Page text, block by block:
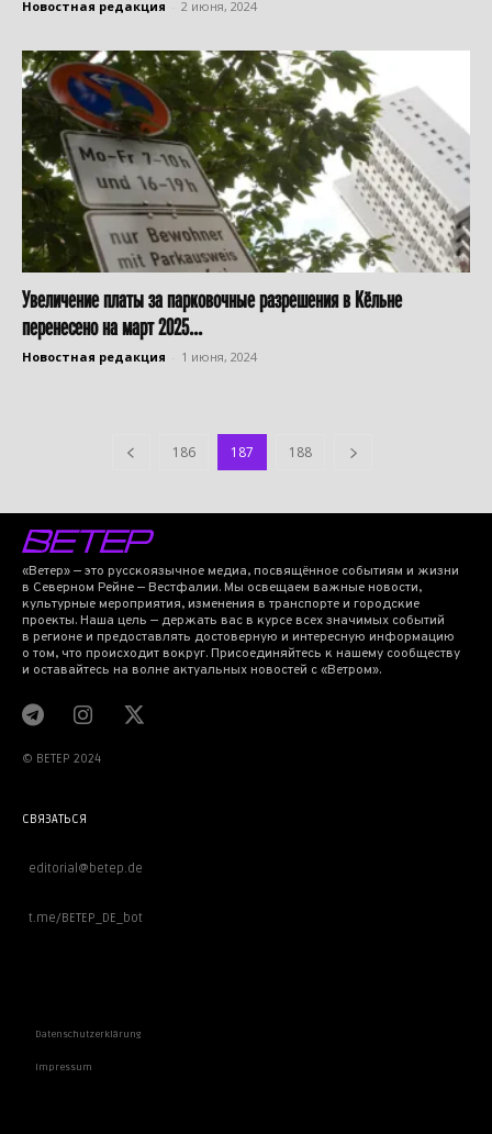
Новостная редакция 2 июня, 2024
Увеличение платы за парковочные разрешения в Кёльне
перенесено на март 2025...
Новостная редакция 1 июня, 2024
186 187 188
«Ветер» — это русскоязычное медиа, посвящённое событиям и жизни
в Северном Рейне — Вестфалии. Мы освещаем важные новости,
культурные мероприятия, изменения в транспорте и городские
проекты. Наша цель — держать вас в курсе всех значимых событий
в регионе и предоставлять достоверную и интересную информацию
о том, что происходит вокруг. Присоединяйтесь к нашему сообществу
и оставайтесь на волне актуальных новостей с «Ветром».
© BETEP 2024
СВЯЗАТЬСЯ
editorial@betep.de
t.me/BETEP_DE_bot
Datenschutzerklärung
Impressum